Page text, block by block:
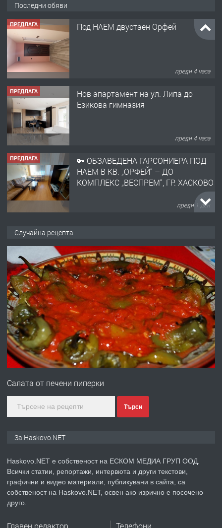
Последни обяви
ПРЕДЛАГА Под НАЕМ двустаен Орфей
преди 4 часа
ПРЕДЛАГА
Нов апартамент на ул. Липа до
Езикова гимназия
преди 4 часа
ПРЕДЛАГА
🔑 ОБЗАВЕДЕНА ГАРСОНИЕРА ПОД
НАЕМ В КВ. „ОРФЕЙ“ – ДО
КОМПЛЕКС „ВЕСПРЕМ“, ГР. ХАСКОВО
преди 1 ден
АПАРТАМЕНТ В ЦЕНТЪРА НА ГР.
ХАСКОВО
преди 2 дни
ПРЕДЛАГА Давам гараж под наем
преди 2 дни
ПРЕДЛАГА
№4120 Магазин/Офис под наем в кв.
градската градина!
преди 3 дни
ПРЕДЛАГА
Продавам парцел в гр. Хасково кв.
Случайна рецепта
Салата от печени пиперки
Търси
За Haskovo.NET
Haskovo.NET е собственост на ЕСКОМ МЕДИА ГРУП ООД.
Всички статии, репортажи, интервюта и други текстови,
графични и видео материали, публикувани в сайта, са
собственост на Haskovo.NET, освен ако изрично е посочено
друго.
Главен редактор Телефони